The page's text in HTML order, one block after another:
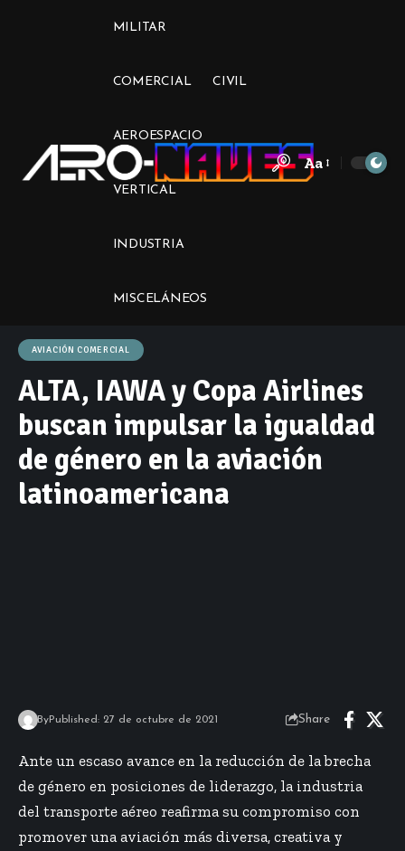
MILITAR
COMERCIAL CIVIL
AEROESPACIO
VERTICAL
INDUSTRIA
MISCELÁNEOS
Font
Aa
AVIACIÓN COMERCIAL
ALTA, IAWA y Copa Airlines
buscan impulsar la igualdad
de género en la aviación
latinoamericana
ByPublished: 27 de octubre de 2021 Share
Ante un escaso avance en la reducción de la brecha
de género en posiciones de liderazgo, la industria
del transporte aéreo reafirma su compromiso con
promover una aviación más diversa, creativa y